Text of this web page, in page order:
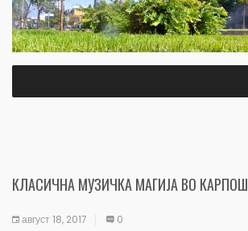
КЛАСИЧНА МУЗИЧКА МАГИЈА ВО КАРПОШ
август 18, 2017 0